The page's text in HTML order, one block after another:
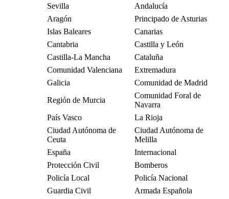
Sevilla
Andalucía
Aragón
Principado de Asturias
Islas Baleares
Canarias
Cantabria
Castilla y León
Castilla-La Mancha
Cataluña
Comunidad Valenciana
Extremadura
Galicia
Comunidad de Madrid
Región de Murcia
Comunidad Foral de
Navarra
País Vasco
La Rioja
Ciudad Autónoma de
Ceuta
Ciudad Autónoma de
Melilla
España
Internacional
Protección Civil
Bomberos
Policía Local
Policía Nacional
Guardia Civil
Armada Española